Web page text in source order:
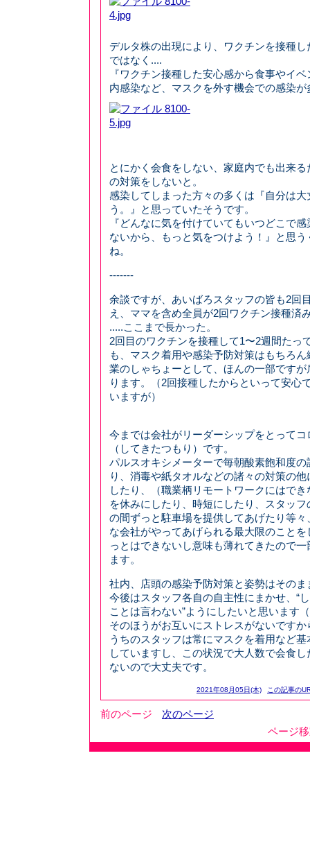
デルタ株の出現により、ワクチンを接種
ではなく....
『ワクチン接種した安心感から食事やイ
内感染など、マスクを外す機会での感染
とにかく会食をしない、家庭内でも出来
の対策をしないと。
感染してしまった方々の多くは『自分は
う。』と思っていたそうです。
『どんなに気を付けていてもいつどこで
ないから、もっと気をつけよう！』と思
ね。
-------
余談ですが、あいばろスタッフの皆も2回
え、ママを含め全員が2回ワクチン接種済
.....ここまで長かった。
2回目のワクチンを接種して1〜2週間たっ
も、マスク着用や感染予防対策はもちろ
業のしゃちょーとして、ほんの一部です
ります。（2回接種したからといって安心
いますが）
今までは会社がリーダーシップをとって
（してきたつもり）です。
パルスオキシメーターで毎朝酸素飽和度
り、消毒や紙タオルなどの諸々の対策の
したり、（職業柄リモートワークにはで
を休みにしたり、時短にしたり、スタッ
の間ずっと駐車場を提供してあげたり等
な会社がやってあげられる最大限のこと
っとはできないし意味も薄れてきたので
ます。
社内、店頭の感染予防対策と姿勢はそのま
今後はスタッフ各自の自主性にまかせ、“
ことは言わない”ようにしたいと思います
そのほうがお互いにストレスがないですか
うちのスタッフは常にマスクを着用など
していますし、この状況で大人数で会食
ないので大丈夫です。
2021年08月05日(木) この記事の
前のページ
次のページ
ページ